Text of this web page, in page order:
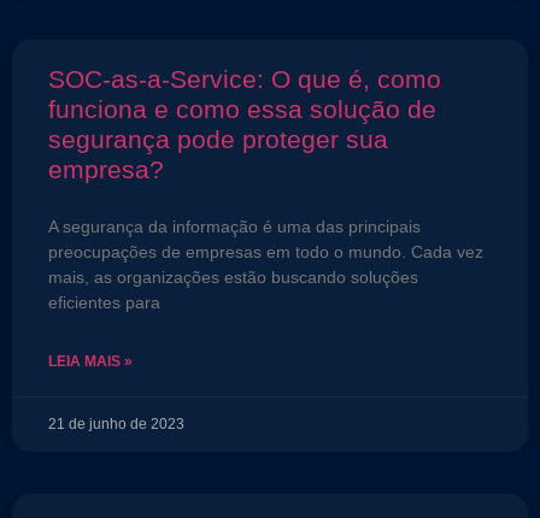
SOC-as-a-Service: O que é, como
funciona e como essa solução de
segurança pode proteger sua
empresa?
A segurança da informação é uma das principais
preocupações de empresas em todo o mundo. Cada vez
mais, as organizações estão buscando soluções
eficientes para
LEIA MAIS »
21 de junho de 2023